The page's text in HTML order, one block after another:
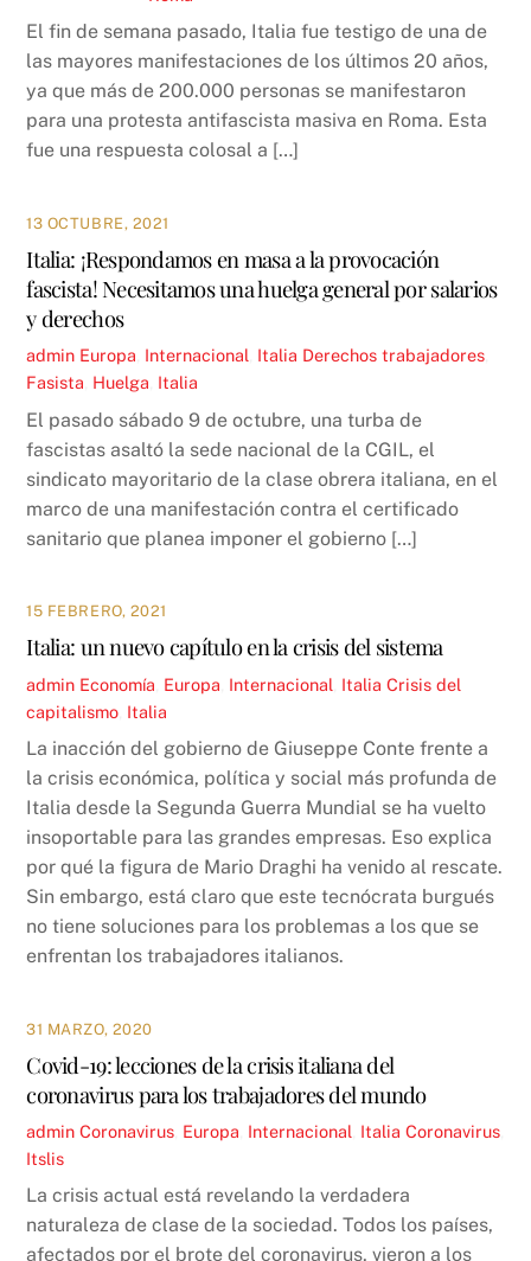
El fin de semana pasado, Italia fue testigo de una de
las mayores manifestaciones de los últimos 20 años,
ya que más de 200.000 personas se manifestaron
para una protesta antifascista masiva en Roma. Esta
fue una respuesta colosal a […]
13 OCTUBRE, 2021
Italia: ¡Respondamos en masa a la provocación
fascista! Necesitamos una huelga general por salarios
y derechos
admin Europa Internacional Italia Derechos trabajadores
Fasista Huelga Italia
El pasado sábado 9 de octubre, una turba de
fascistas asaltó la sede nacional de la CGIL, el
sindicato mayoritario de la clase obrera italiana, en el
marco de una manifestación contra el certificado
sanitario que planea imponer el gobierno […]
15 FEBRERO, 2021
Italia: un nuevo capítulo en la crisis del sistema
admin Economía Europa Internacional Italia Crisis del
capitalismo Italia
La inacción del gobierno de Giuseppe Conte frente a
la crisis económica, política y social más profunda de
Italia desde la Segunda Guerra Mundial se ha vuelto
insoportable para las grandes empresas. Eso explica
por qué la figura de Mario Draghi ha venido al rescate.
Sin embargo, está claro que este tecnócrata burgués
no tiene soluciones para los problemas a los que se
enfrentan los trabajadores italianos.
31 MARZO, 2020
Covid-19: lecciones de la crisis italiana del
coronavirus para los trabajadores del mundo
admin Coronavirus Europa Internacional Italia Coronavirus
Itslis
La crisis actual está revelando la verdadera
naturaleza de clase de la sociedad. Todos los países,
afectados por el brote del coronavirus, vieron a los